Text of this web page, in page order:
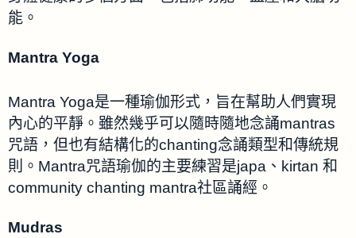
能。
Mantra Yoga
Mantra Yoga是一種瑜伽形式，旨在幫助人們實現
內心的平靜。雖然幾乎可以隨時隨地念誦mantras
咒語，但也有結構化的chanting念誦類型和傳統規
則。Mantra咒語瑜伽的主要練習是japa、kirtan 和
community chanting mantra社區誦經。
Mudras